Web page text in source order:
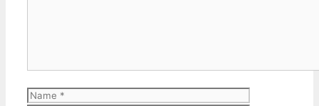
Name